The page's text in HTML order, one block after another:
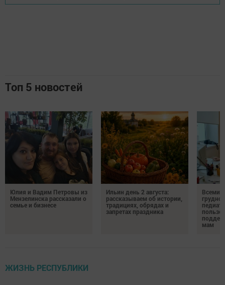
Топ 5 новостей
Юлия и Вадим Петровы из
Мензелинска рассказали о
семье и бизнесе
Ильин день 2 августа:
рассказываем об истории,
традициях, обрядах и
запретах праздника
пользе
мам
ЖИЗНЬ РЕСПУБЛИКИ